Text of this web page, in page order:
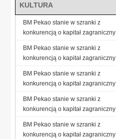
KULTURA
BM Pekao stanie w szranki z
konkurencją o kapitał zagraniczny
BM Pekao stanie w szranki z
konkurencją o kapitał zagraniczny
BM Pekao stanie w szranki z
konkurencją o kapitał zagraniczny
BM Pekao stanie w szranki z
konkurencją o kapitał zagraniczny
BM Pekao stanie w szranki z
konkurencją o kapitał zagraniczny